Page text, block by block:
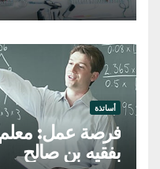
أساتذة
فرصة عمل:
بفقيه بن صالح